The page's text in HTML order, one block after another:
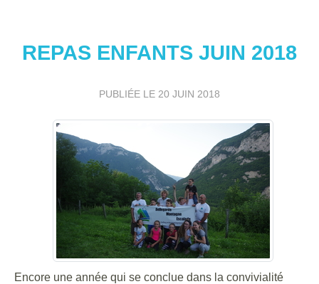
REPAS ENFANTS JUIN 2018
PUBLIÉE LE 20 JUIN 2018
Encore une année qui se conclue dans la convivialité